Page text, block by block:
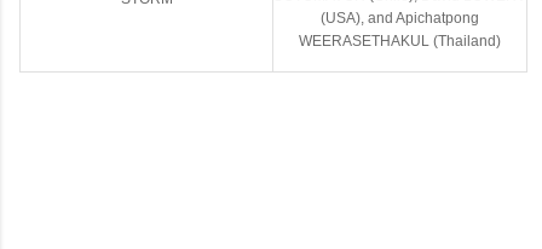
(USA), and Apichatpong
WEERASETHAKUL (Thailand)